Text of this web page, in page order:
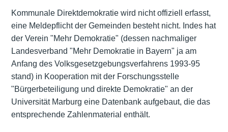
Kommunale Direktdemokratie wird nicht offiziell erfasst,
eine Meldepflicht der Gemeinden besteht nicht. Indes hat
der Verein "Mehr Demokratie" (dessen nachmaliger
Landesverband "Mehr Demokratie in Bayern" ja am
Anfang des Volksgesetzgebungsverfahrens 1993-95
stand) in Kooperation mit der Forschungsstelle
"Bürgerbeteiligung und direkte Demokratie" an der
Universität Marburg eine Datenbank aufgebaut, die das
entsprechende Zahlenmaterial enthält.